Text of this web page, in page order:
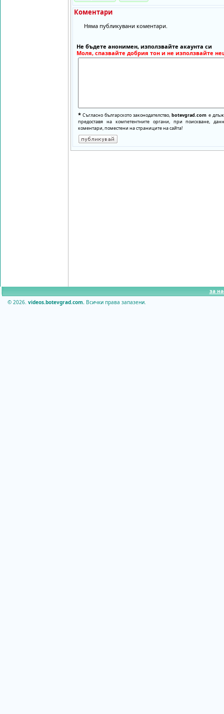
Коментари
Няма публикувани коментари.
Не бъдете анонимен, използвайте акаунта си
Моля, спазвайте добрия тон и не използвайте
* Съгласно българското законодателство,botevgrad.com е
предоставя на компетентните органи, при поискване,
коментари, поместени на страниците на сайта!
за
© 2026. videos.botevgrad.com. Всички права запазени.